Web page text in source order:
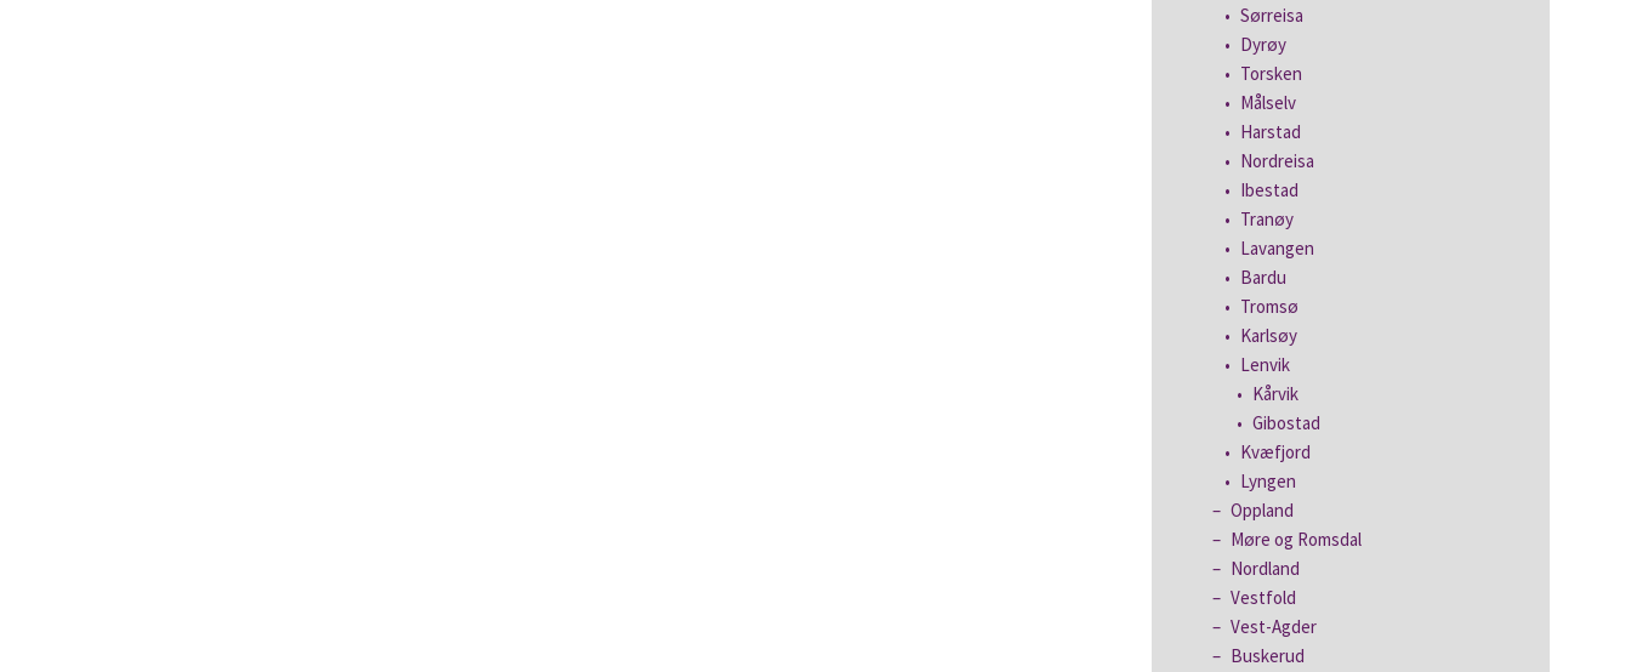
Sørreisa
Dyrøy
Torsken
Målselv
Harstad
Nordreisa
Ibestad
Tranøy
Lavangen
Bardu
Tromsø
Karlsøy
Lenvik
Kårvik
Gibostad
Kvæfjord
Lyngen
Oppland
Møre og Romsdal
Nordland
Vestfold
Vest-Agder
Buskerud